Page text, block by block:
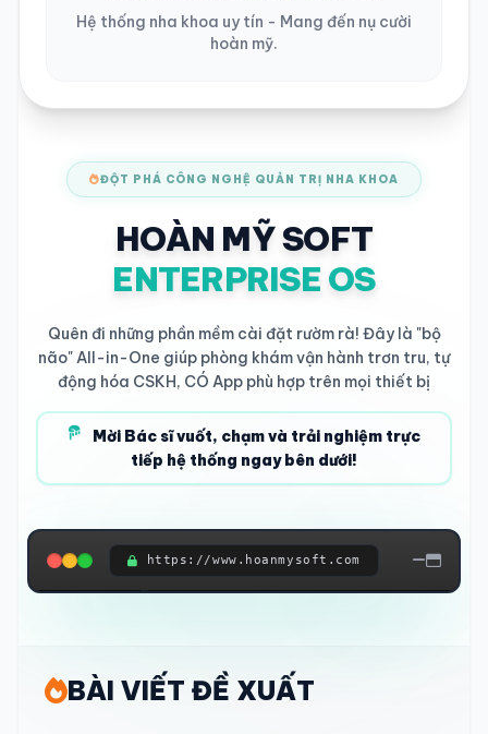
Hệ thống nha khoa uy tín - Mang đến nụ cười
hoàn mỹ.
ĐỘT PHÁ CÔNG NGHỆ QUẢN TRỊ NHA KHOA
HOÀN MỸ SOFT
ENTERPRISE OS
Quên đi những phần mềm cài đặt rườm rà! Đây là "bộ
não" All-in-One giúp phòng khám vận hành trơn tru, tự
động hóa CSKH, CÓ App phù hợp trên mọi thiết bị
Mời Bác sĩ vuốt, chạm và trải nghiệm trực
tiếp hệ thống ngay bên dưới!
https://www.hoanmysoft.com
BÀI VIẾT ĐỀ XUẤT